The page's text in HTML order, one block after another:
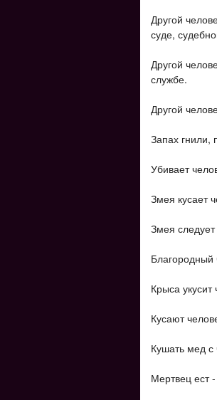
Другой
суде,
Другой
службе.
Другой
Запах гнили,
Убивает
Змея кусает
Змея
Благородный
Крыса укусит
Кусают
Кушать мед с
Мертвец ест